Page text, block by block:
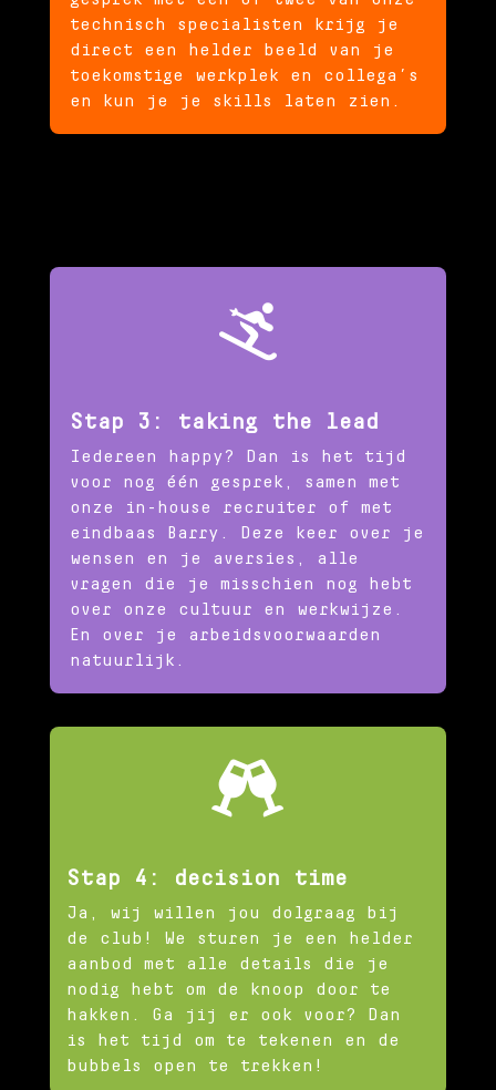
technisch specialisten krijg je
direct een helder beeld van je
toekomstige werkplek en collega’s
en kun je je skills laten zien.

Stap 3: taking the lead
Iedereen happy? Dan is het tijd
voor nog één gesprek, samen met
onze in-house recruiter of met
eindbaas Barry. Deze keer over je
wensen en je aversies, alle
vragen die je misschien nog hebt
over onze cultuur en werkwijze.
En over je arbeidsvoorwaarden
natuurlijk.

Stap 4: decision time
Ja, wij willen jou dolgraag bij
de club! We sturen je een helder
aanbod met alle details die je
nodig hebt om de knoop door te
hakken. Ga jij er ook voor? Dan
is het tijd om te tekenen en de
bubbels open te trekken!